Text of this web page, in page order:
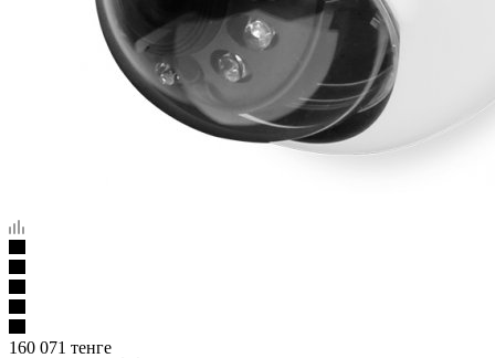
160 071 тенге